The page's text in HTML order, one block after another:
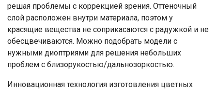
решая проблемы с коррекцией зрения. Оттеночный
слой расположен внутри материала, поэтом у
красящие вещества не соприкасаются с радужкой и не
обесцвечиваются. Можно подобрать модели с
нужными диоптриями для решения небольших
проблем с близорукостью/дальнозоркостью.
Инновационная технология изготовления цветных